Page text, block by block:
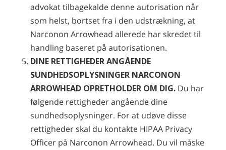
advokat tilbagekalde denne autorisation når
som helst, bortset fra i den udstrækning, at
Narconon Arrowhead allerede har skredet til
handling baseret på autorisationen.
DINE RETTIGHEDER ANGÅENDE
SUNDHEDSOPLYSNINGER NARCONON
ARROWHEAD OPRETHOLDER OM DIG. Du har
følgende rettigheder angående dine
sundhedsoplysninger. For at udøve disse
rettigheder skal du kontakte HIPAA Privacy
Officer på Narconon Arrowhead. Du vil måske